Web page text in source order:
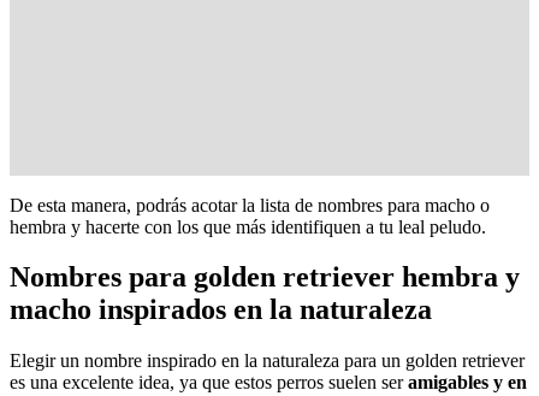
De esta manera, podrás acotar la lista de nombres para macho o
hembra y hacerte con los que más identifiquen a tu leal peludo.
Nombres para golden retriever hembra y
macho inspirados en la naturaleza
Elegir un nombre inspirado en la naturaleza para un golden retriever
es una excelente idea, ya que estos perros suelen seramigables y en